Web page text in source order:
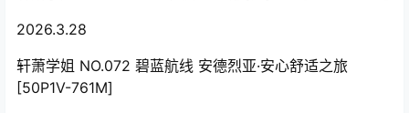
2026.3.28
轩萧学姐 NO.072 碧蓝航线 安德烈亚·安心舒适之旅
[50P1V-761M]